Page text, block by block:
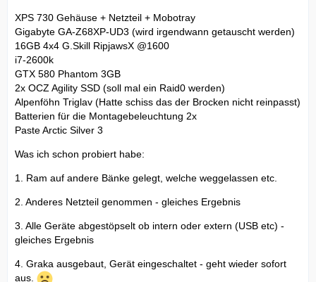
XPS 730 Gehäuse + Netzteil + Mobotray
Gigabyte GA-Z68XP-UD3 (wird irgendwann getauscht werden)
16GB 4x4 G.Skill RipjawsX @1600
i7-2600k
GTX 580 Phantom 3GB
2x OCZ Agility SSD (soll mal ein Raid0 werden)
Alpenföhn Triglav (Hatte schiss das der Brocken nicht reinpasst)
Batterien für die Montagebeleuchtung 2x
Paste Arctic Silver 3
Was ich schon probiert habe:
1. Ram auf andere Bänke gelegt, welche weggelassen etc.
2. Anderes Netzteil genommen - gleiches Ergebnis
3. Alle Geräte abgestöpselt ob intern oder extern (USB etc) -
gleiches Ergebnis
4. Graka ausgebaut, Gerät eingeschaltet - geht wieder sofort
aus.